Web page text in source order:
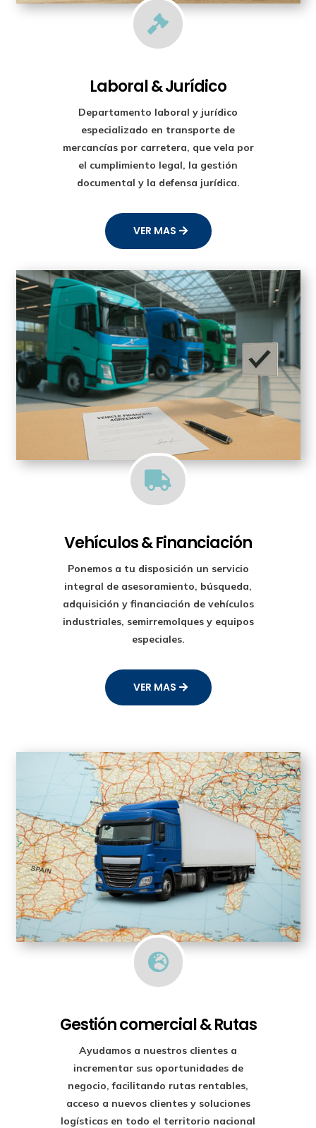

Laboral & Jurídico
Departamento laboral y jurídico
especializado en transporte de
mercancías por carretera, que vela por
el cumplimiento legal, la gestión
documental y la defensa jurídica.
VER MAS

Vehículos & Financiación
Ponemos a tu disposición un servicio
integral de asesoramiento, búsqueda,
adquisición y financiación de vehículos
industriales, semirremolques y equipos
especiales.
VER MAS

Gestión comercial & Rutas
Ayudamos a nuestros clientes a
incrementar sus oportunidades de
negocio, facilitando rutas rentables,
acceso a nuevos clientes y soluciones
logísticas en todo el territorio nacional